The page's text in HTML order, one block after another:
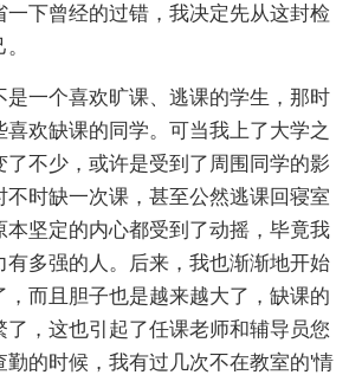
一下曾经的过错，我决定先从这封检
是一个喜欢旷课、逃课的学生，那时
喜欢缺课的同学。可当我上了大学之
了不少，或许是受到了周围同学的影
不时缺一次课，甚至公然逃课回寝室
本坚定的内心都受到了动摇，毕竟我
有多强的人。后来，我也渐渐地开始
，而且胆子也是越来越大了，缺课的
了，这也引起了任课老师和辅导员您
勤的时候，我有过几次不在教室的'情